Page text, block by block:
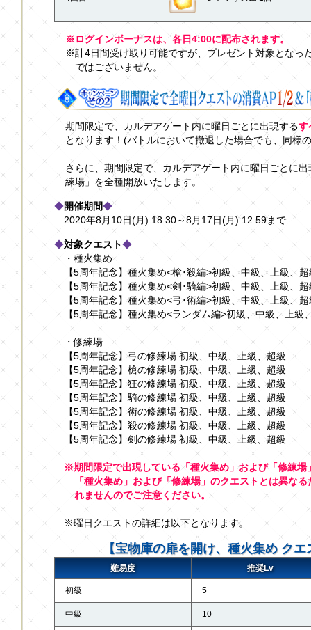
※ログインボーナスは、各日4:00に配布されます。
※計4日間受け取り可能ですが、プレゼント対象となっ
ではございません。
期間限定で、カルデアゲート内に曜日ごとに出現するす
となります！(バトルにおいて撤退した場合でも、同様
さらに、期間限定で、カルデアゲート内に曜日ごとに
練場」を全種開放いたします。
◆開催期間◆
2020年8月10日(月) 18:30～8月17日(月) 12:59まで
◆対象クエスト◆
・種火集め
【5周年記念】種火集め<槍･殺編>初級、中級、上級、
【5周年記念】種火集め<剣･騎編>初級、中級、上級、
【5周年記念】種火集め<弓･術編>初級、中級、上級、
【5周年記念】種火集め<ランダム編>初級、中級、上級
・修練場
【5周年記念】弓の修練場 初級、中級、上級、超級
【5周年記念】槍の修練場 初級、中級、上級、超級
【5周年記念】狂の修練場 初級、中級、上級、超級
【5周年記念】騎の修練場 初級、中級、上級、超級
【5周年記念】術の修練場 初級、中級、上級、超級
【5周年記念】殺の修練場 初級、中級、上級、超級
【5周年記念】剣の修練場 初級、中級、上級、超級
※期間限定で出現している「種火集め」および「修練
「種火集め」および「修練場」のクエストとは異な
れませんのでご注意ください。
※曜日クエストの詳細は以下となります。
【宝物庫の扉を開け、種火集め ク
難易度 推奨Lv
初級 5
中級 10